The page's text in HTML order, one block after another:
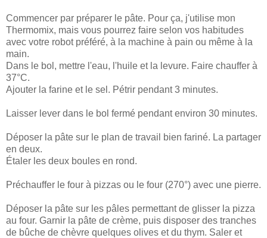
Commencer par préparer le pâte. Pour ça, j'utilise mon
Thermomix, mais vous pourrez faire selon vos habitudes
avec votre robot préféré, à la machine à pain ou même à la
main.
Dans le bol, mettre l'eau, l'huile et la levure. Faire chauffer à
37°C.
Ajouter la farine et le sel. Pétrir pendant 3 minutes.
Laisser lever dans le bol fermé pendant environ 30 minutes.
Déposer la pâte sur le plan de travail bien fariné. La partager
en deux.
Étaler les deux boules en rond.
Préchauffer le four à pizzas ou le four (270°) avec une pierre.
Déposer la pâte sur les pâles permettant de glisser la pizza
au four. Garnir la pâte de crème, puis disposer des tranches
de bûche de chèvre quelques olives et du thym. Saler et